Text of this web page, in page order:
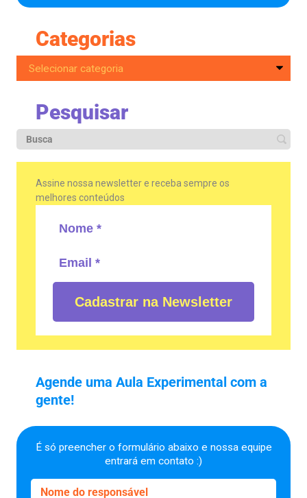
Categorias
Pesquisar
Assine nossa newsletter e receba sempre os
melhores conteúdos
Cadastrar na Newsletter
Agende uma Aula Experimental com a
gente!
É só preencher o formulário abaixo e nossa equipe
entrará em contato :)